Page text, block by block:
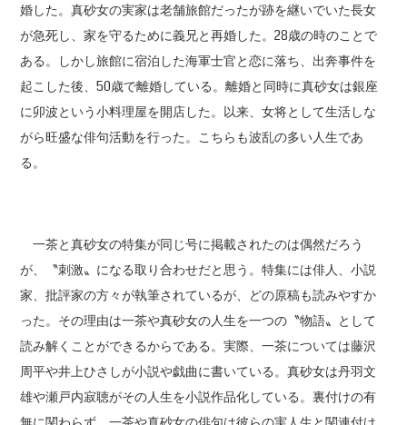
婚した。真砂女の実家は老舗旅館だったが跡を継いでいた長女
が急死し、家を守るために義兄と再婚した。28歳の時のことで
ある。しかし旅館に宿泊した海軍士官と恋に落ち、出奔事件を
起こした後、50歳で離婚している。離婚と同時に真砂女は銀座
に卯波という小料理屋を開店した。以来、女将として生活しな
がら旺盛な俳句活動を行った。こちらも波乱の多い人生であ
る。
一茶と真砂女の特集が同じ号に掲載されたのは偶然だろう
が、〝刺激〟になる取り合わせだと思う。特集には俳人、小説
家、批評家の方々が執筆されているが、どの原稿も読みやすか
った。その理由は一茶や真砂女の人生を一つの〝物語〟として
読み解くことができるからである。実際、一茶については藤沢
周平や井上ひさしが小説や戯曲に書いている。真砂女は丹羽文
雄や瀬戸内寂聴がその人生を小説作品化している。裏付けの有